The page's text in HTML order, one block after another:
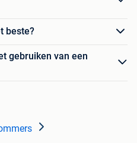
beste?
gebruiken van een